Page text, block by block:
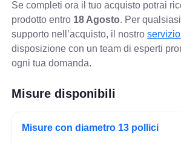
Se completi ora il tuo acquisto potrai
prodotto entro 18 Agosto. Per
supporto nell’acquisto, il nostro
disposizione con un team di esperti
ogni tua domanda.
Misure disponibili
Misure con diametro 13 pollici